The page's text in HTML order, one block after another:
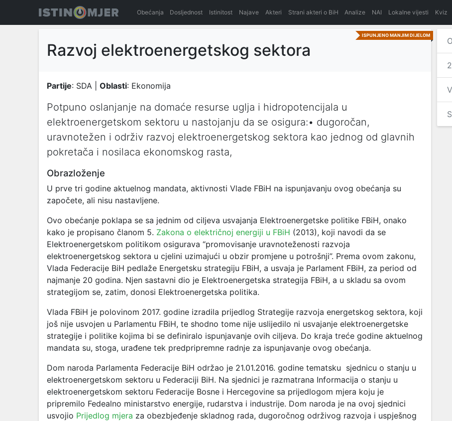
Obećanja Dosljednost Istinitost Najave Akteri Strani akteri o BiH Analize NAI Lokalne vijesti Kviz
ISPUNJENO MANJIM DIJELOM
Razvoj elektroenergetskog sektora
Partije: SDA | Oblasti: Ekonomija
Potpuno oslanjanje na domaće resurse uglja i hidropotencijala u
elektroenergetskom sektoru u nastojanju da se osigura:• dugoročan,
uravnotežen i održiv razvoj elektroenergetskog sektora kao jednog od glavnih
pokretača i nosilaca ekonomskog rasta,
Obrazloženje
U prve tri godine aktuelnog mandata, aktivnosti Vlade FBiH na ispunjavanju ovog obećanja su
započete, ali nisu nastavljene.
Ovo obećanje poklapa se sa jednim od ciljeva usvajanja Elektroenergetske politike FBiH, onako
kako je propisano članom 5. Zakona o električnoj energiji u FBiH (2013), koji navodi da se
Elektroenergetskom politikom osigurava “promovisanje uravnoteženosti razvoja
elektroenergetskog sektora u cjelini uzimajući u obzir promjene u potrošnji”. Prema ovom zakonu,
Vlada Federacije BiH pedlaže Energetsku strategiju FBiH, a usvaja je Parlament FBiH, za period od
najmanje 20 godina. Njen sastavni dio je Elektroenergetska strategija FBiH, a u skladu sa ovom
strategijom se, zatim, donosi Elektroenergetska politika.
Vlada FBiH je polovinom 2017. godine izradila prijedlog Strategije razvoja energetskog sektora, koji
još nije usvojen u Parlamentu FBiH, te shodno tome nije uslijedilo ni usvajanje elektroenergetske
strategije i politike kojima bi se definiralo ispunjavanje ovih ciljeva. Do kraja treće godine aktuelnog
mandata su, stoga, urađene tek predpripremne radnje za ispunjavanje ovog obećanja.
Dom naroda Parlamenta Federacije BiH održao je 21.01.2016. godine tematsku sjednicu o stanju u
elektroenergetskom sektoru u Federaciji BiH. Na sjednici je razmatrana Informacija o stanju u
elektroenergetskom sektoru Federacije Bosne i Hercegovine sa prijedlogom mjera koju je
pripremilo Fedealno ministarstvo energije, rudarstva i industrije. Dom naroda je na ovoj sjednici
usvojio Prijedlog mjera za obezbjeđenje skladnog rada, dugoročnog održivog razvoja i uspješnog